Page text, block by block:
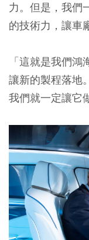
力。但是，我們
的技術力，讓車
「這就是我們
讓新的製程落地
我們就一定讓它